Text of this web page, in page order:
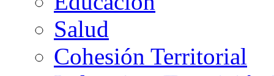
Salud
Cohesión Territorial